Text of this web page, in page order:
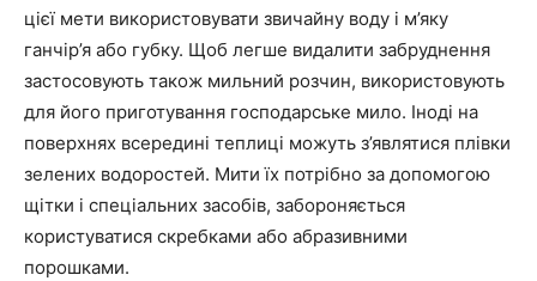
цієї мети використовувати звичайну воду і м’яку
ганчір’я або губку. Щоб легше видалити забруднення
застосовують також мильний розчин, використовують
для його приготування господарське мило. Іноді на
поверхнях всередині теплиці можуть з’являтися плівки
зелених водоростей. Мити їх потрібно за допомогою
щітки і спеціальних засобів, забороняється
користуватися скребками або абразивними
порошками.